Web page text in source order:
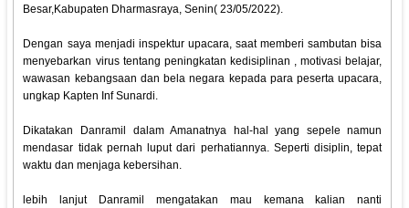
Besar,Kabupaten Dharmasraya, Senin( 23/05/2022).
Dengan saya menjadi inspektur upacara, saat memberi sambutan bisa
menyebarkan virus tentang peningkatan kedisiplinan , motivasi belajar,
wawasan kebangsaan dan bela negara kepada para peserta upacara,
ungkap Kapten Inf Sunardi.
Dikatakan Danramil dalam Amanatnya hal-hal yang sepele namun
mendasar tidak pernah luput dari perhatiannya. Seperti disiplin, tepat
waktu dan menjaga kebersihan.
lebih lanjut Danramil mengatakan mau kemana kalian nanti